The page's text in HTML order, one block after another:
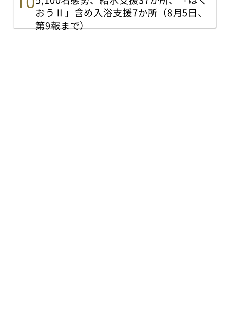
おうⅡ」含め入浴支援7か所（8月5日、
第9報まで）